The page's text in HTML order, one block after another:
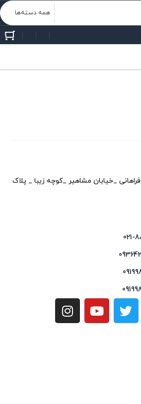
_خیابان مشاهیر _کوچه زیبا _ پلاک